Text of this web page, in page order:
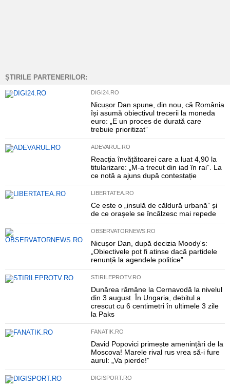
ȘTIRILE PARTENERILOR:
DIGI24.RO
Nicușor Dan spune, din nou, că România
își asumă obiectivul trecerii la moneda
euro: „E un proces de durată care
trebuie prioritizat”
ADEVARUL.RO
Reacția învățătoarei care a luat 4,90 la
titularizare: „M-a trecut din iad în rai”. La
ce notă a ajuns după contestație
LIBERTATEA.RO
Ce este o „insulă de căldură urbană” și
de ce orașele se încălzesc mai repede
OBSERVATORNEWS.RO
Nicușor Dan, după decizia Moody's:
„Obiectivele pot fi atinse dacă partidele
renunță la agendele politice”
STIRILEPROTV.RO
Dunărea rămâne la Cernavodă la nivelul
din 3 august. În Ungaria, debitul a
crescut cu 6 centimetri în ultimele 3 zile
la Paks
FANATIK.RO
David Popovici primește amenințări de la
Moscova! Marele rival rus vrea să-i fure
aurul: „Va pierde!”
DIGISPORT.RO